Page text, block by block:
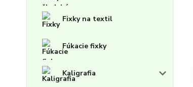
Fixky na textil
Fúkacie fixky
Kaligrafia